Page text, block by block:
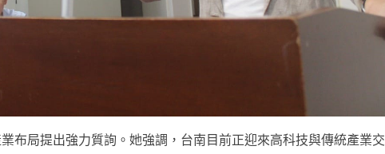
布局提出強力質詢。她強調，台南目前正迎來高科技與傳統產業交